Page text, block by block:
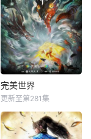
完美世界
更新至第281集